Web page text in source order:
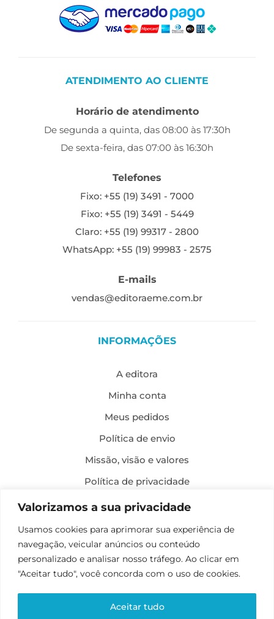
Valorizamos a sua privacidade
Usamos cookies para aprimorar sua experiência de
navegação, veicular anúncios ou conteúdo
personalizado e analisar nosso tráfego. Ao clicar em
"Aceitar tudo", você concorda com o uso de cookies.
Aceitar tudo
ATENDIMENTO AO CLIENTE
Horário de atendimento
De segunda a quinta, das 08:00 às 17:30h
De sexta-feira, das 07:00 às 16:30h
Telefones
Fixo: +55 (19) 3491 - 7000
Fixo: +55 (19) 3491 - 5449
Claro: +55 (19) 99317 - 2800
WhatsApp: +55 (19) 99983 - 2575
E-mails
vendas@editoraeme.com.br
INFORMAÇÕES
A editora
Minha conta
Meus pedidos
Política de envio
Missão, visão e valores
Política de privacidade
Formas de pagamento
Política de troca e devolução
Desenvolvimento: